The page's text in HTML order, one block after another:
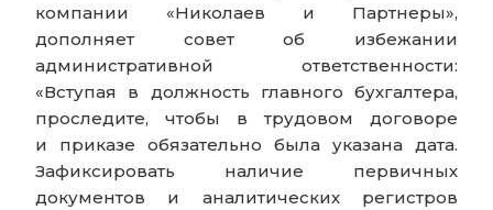
компании «Николаев и Партнеры»,
дополняет совет об избежании
административной ответственности:
«Вступая в должность главного бухгалтера,
проследите, чтобы в трудовом договоре
и приказе обязательно была указана дата.
Зафиксировать наличие первичных
документов и аналитических регистров